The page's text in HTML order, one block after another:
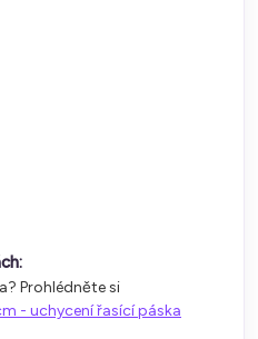
Prohlédněte si
- uchycení řasící páska